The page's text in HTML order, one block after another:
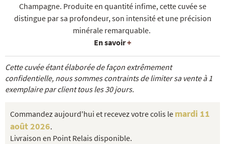
Champagne. Produite en quantité infime, cette cuvée se
distingue par sa profondeur, son intensité et une précision
minérale remarquable.
En savoir+
Cette cuvée étant élaborée de façon extrêmement
confidentielle, nous sommes contraints de limiter sa vente à 1
exemplaire par client tous les 30 jours.
Commandez aujourd'hui et recevez votre colis le mardi 11
août 2026.
Livraison en Point Relais disponible.